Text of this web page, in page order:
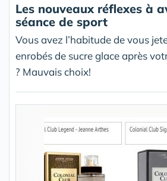
Les nouveaux réflexes à
séance de sport
Vous avez l’habitude de vous
enrobés de sucre glace après
? Mauvais choix!